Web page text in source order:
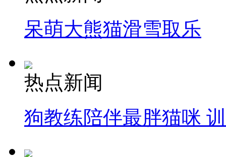
呆萌大熊猫滑雪取乐
热点新闻
狗教练陪伴最胖猫咪